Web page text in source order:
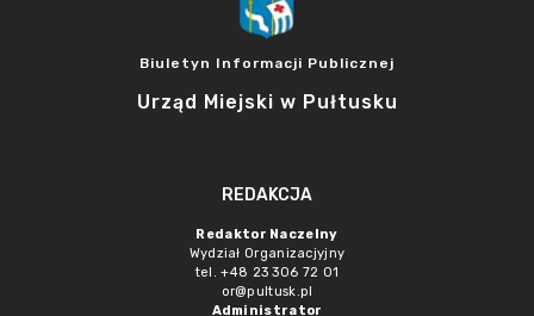
Biuletyn Informacji Publicznej
Urząd Miejski w Pułtusku
REDAKCJA
Redaktor Naczelny
Wydział Organizacjyjny
tel. +48 23 306 72 01
or@pultusk.pl
Administrator